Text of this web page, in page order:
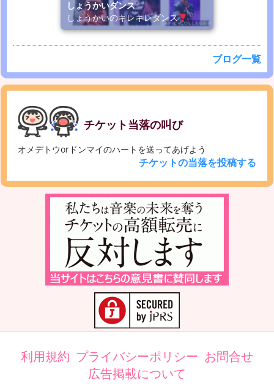
しょうかいダンス
しょうかいのキレキレダンス
ブログ一覧
チケット当落の叫び
オメデトウorドンマイのハートを送ってあげよう
チケットの当落を投稿する
利用規約 プライバシーポリシー お問合せ
広告掲載について